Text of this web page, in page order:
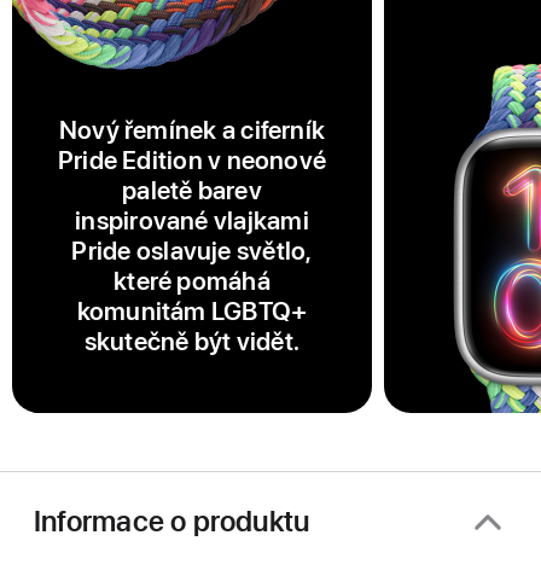
Nový řemínek a ciferník
Pride Edition v neonové
paletě barev
inspirované vlajkami
Pride oslavuje světlo,
které pomáhá
komunitám LGBTQ+
skutečně být vidět.
Informace o produktu